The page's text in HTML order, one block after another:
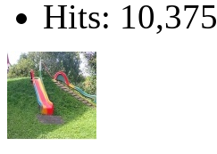
Hits: 10,375